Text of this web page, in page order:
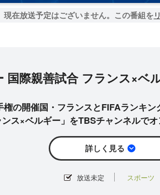
現在放送予定はございません。 この番組を
国際親善試合 フランス×ベ
権の開催国・フランスとFIFAランキ
ス×ベルギー」をTBSチャンネルでオ
詳しく見る
放送未定 スポーツ